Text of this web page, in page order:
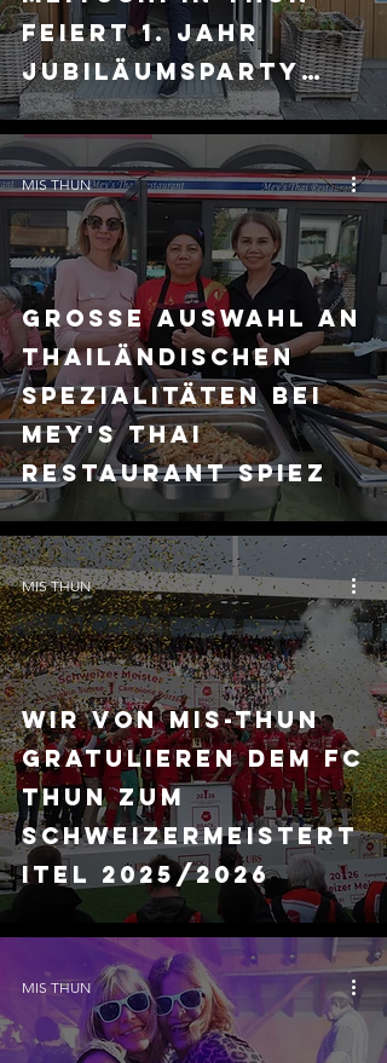
feiert 1. Jahr
Jubiläumsparty
mit grossem BBQ-
Buffet und Sound
von DJ Toni C zum
mittanzen
Grosse Auswahl an
thailändischen
Spezialitäten bei
Mey's Thai
Restaurant Spiez
MIS THUN
Wir von MIS-THUN
gratulieren dem FC
THUN zum
Schweizermeistert
itel 2025/2026
MIS THUN
MIS THUN